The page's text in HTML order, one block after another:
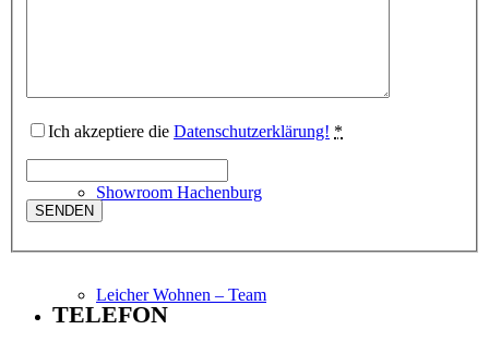
Showroom Hachenburg
Leicher Wohnen – Team
Ich akzeptiere die Datenschutzerklärung! *
TELEFON